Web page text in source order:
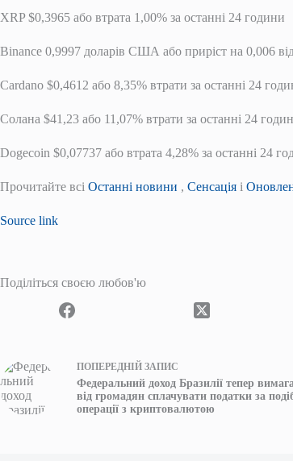
XRP $0,3965 або втрата 1,00% за останні 24 години
Binance 0,9997 доларів США або приріст на 0,006
Cardano $0,4612 або 8,35% втрати за останні 24
Солана $41,23 або 11,07% втрати за останні 24
Dogecoin $0,07737 або втрата 4,28% за останні 24
Прочитайте всі Останні новини , Сенсація і
Source link
Поділіться своєю любов'ю
ПОПЕРЕДНІЙ ЗАПИС
Федеральний доход Бразилії тепер
від громадян сплачувати податки за
операції з криптовалютою